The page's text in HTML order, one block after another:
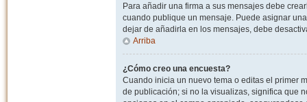
Para añadir una firma a sus mensajes debe
cuando publique un mensaje. Puede asignar
dejar de añadirla en los mensajes, debe
Arriba
¿Cómo creo una encuesta?
Cuando inicia un nuevo tema o editas el primer
de publicación; si no la visualizas, significa que